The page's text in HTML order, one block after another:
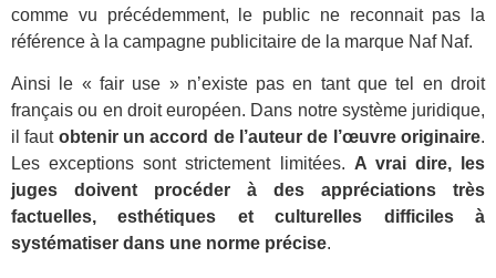
comme vu précédemment, le public ne reconnait pas la
référence à la campagne publicitaire de la marque Naf Naf.
Ainsi le « fair use » n’existe pas en tant que tel en droit
français ou en droit européen. Dans notre système juridique,
il faut obtenir un accord de l’auteur de l’œuvre originaire.
Les exceptions sont strictement limitées. A vrai dire, les
juges doivent procéder à des appréciations très
factuelles, esthétiques et culturelles difficiles à
systématiser dans une norme précise.